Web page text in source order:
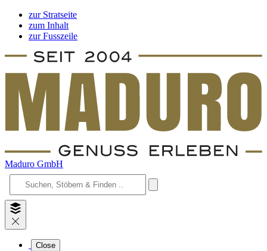
zur Stratseite
zum Inhalt
zur Fusszeile
Maduro GmbH
Close